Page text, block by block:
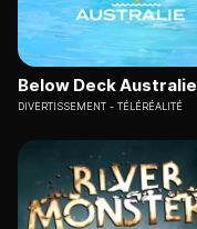
Below Deck Australie
DIVERTISSEMENT TÉLÉRÉALITÉ